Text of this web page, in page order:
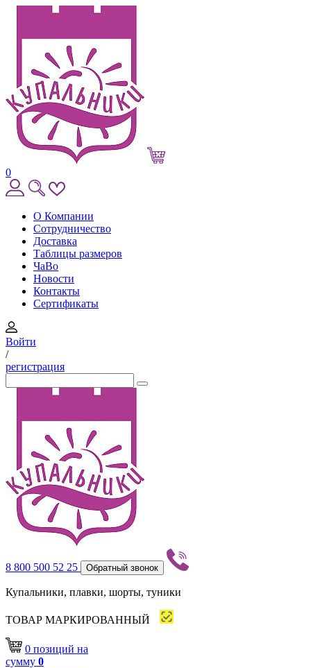
0
О Компании
Сотрудничество
Доставка
Таблицы размеров
ЧаВо
Новости
Контакты
Сертификаты
Войти
/
регистрация
8 800 500 52 25 Обратный звонок
Купальники, плавки, шорты, туники
ТОВАР МАРКИРОВАННЫЙ
0 позиций на
сумму 0